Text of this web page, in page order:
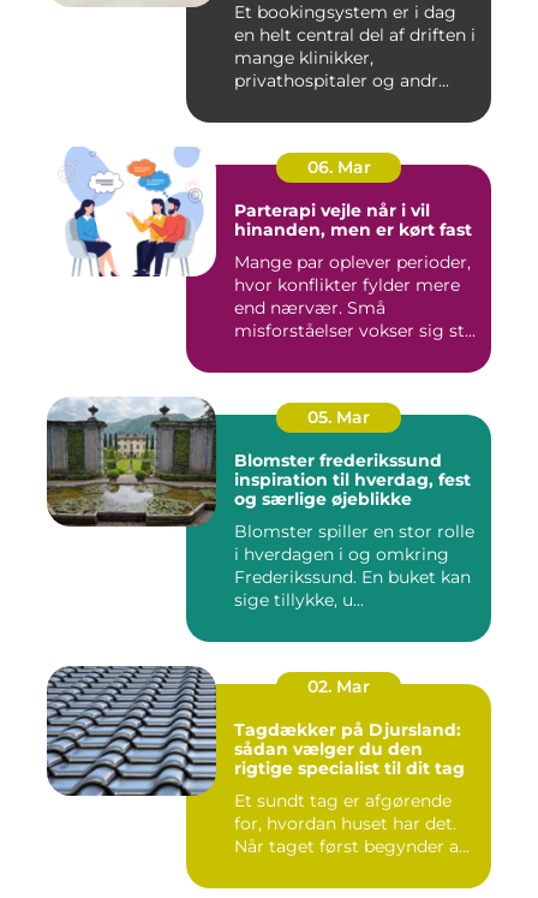
Et bookingsystem er i dag
en helt central del af driften i
mange klinikker,
privathospitaler og andr...
06. Mar
Parterapi vejle når i vil
hinanden, men er kørt fast
Mange par oplever perioder,
hvor konflikter fylder mere
end nærvær. Små
misforståelser vokser sig st...
05. Mar
Blomster frederikssund
inspiration til hverdag, fest
og særlige øjeblikke
Blomster spiller en stor rolle
i hverdagen i og omkring
Frederikssund. En buket kan
sige tillykke, u...
02. Mar
Tagdækker på Djursland:
sådan vælger du den
rigtige specialist til dit tag
Et sundt tag er afgørende
for, hvordan huset har det.
Når taget først begynder a...